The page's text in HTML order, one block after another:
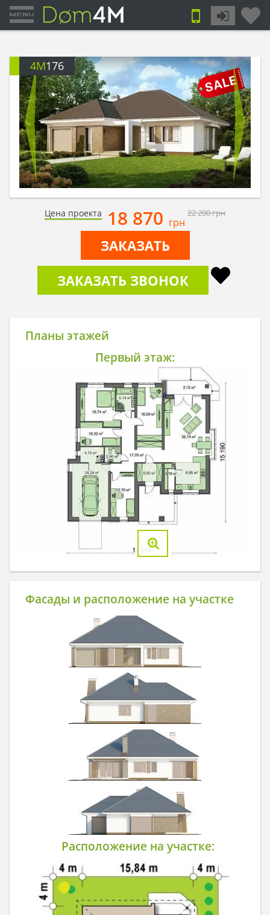
4M176
Цена проекта 18 870 грн
22 200грн
ЗАКАЗАТЬ
ЗАКАЗАТЬ ЗВОНОК
Планы этажей
Первый этаж:
Фасады и расположение на участке
Расположение на участке: